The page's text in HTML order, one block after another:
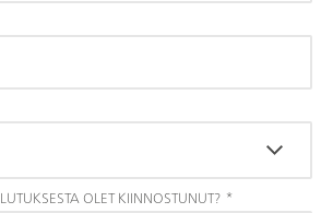
OLET KIINNOSTUNUT? *